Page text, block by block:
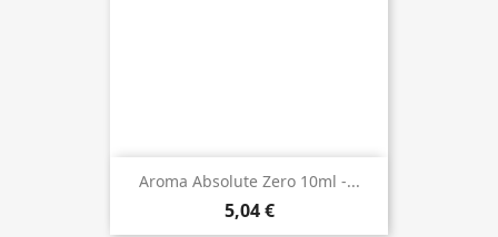
Aroma Absolute Zero 10ml -...
5,04 €